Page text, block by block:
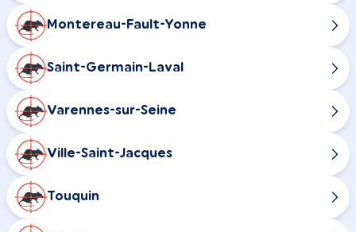
Montereau-Fault-Yonne
Saint-Germain-Laval
Varennes-sur-Seine
Ville-Saint-Jacques
Touquin